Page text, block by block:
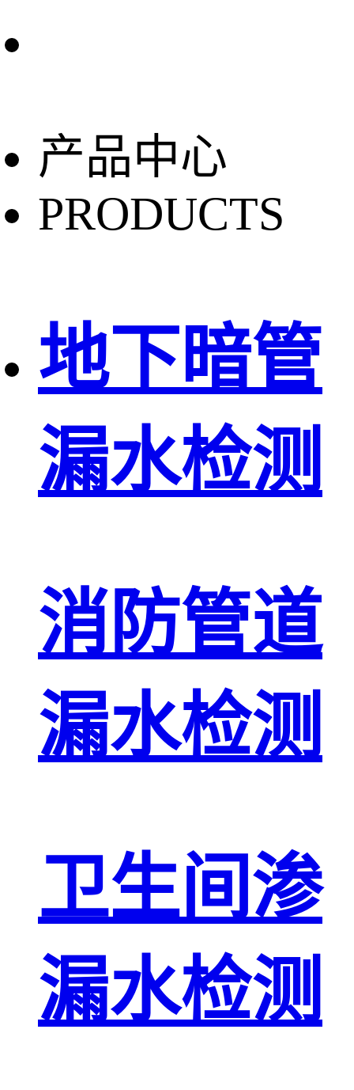
产品中心
PRODUCTS
地下暗管
漏水检测
消防管道
漏水检测
卫生间渗
漏水检测